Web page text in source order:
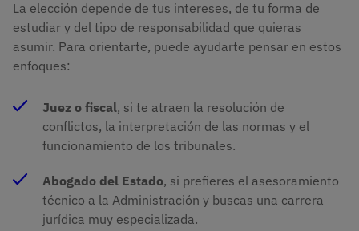
La elección depende de tus intereses, de tu forma de
estudiar y del tipo de responsabilidad que quieras
asumir. Para orientarte, puede ayudarte pensar en estos
enfoques:
Juez o fiscal, si te atraen la resolución de
conflictos, la interpretación de las normas y el
funcionamiento de los tribunales.
Abogado del Estado, si prefieres el asesoramiento
técnico a la Administración y buscas una carrera
jurídica muy especializada.